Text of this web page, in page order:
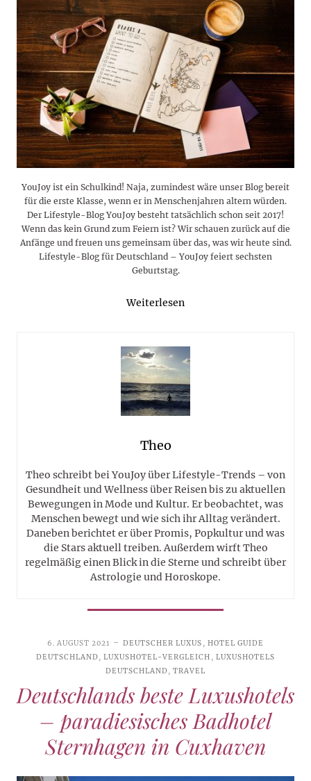
YouJoy ist ein Schulkind! Naja, zumindest wäre unser Blog bereit
für die erste Klasse, wenn er in Menschenjahren altern würden.
Der Lifestyle-Blog YouJoy besteht tatsächlich schon seit 2017!
Wenn das kein Grund zum Feiern ist? Wir schauen zurück auf die
Anfänge und freuen uns gemeinsam über das, was wir heute sind.
Lifestyle-Blog für Deutschland – YouJoy feiert sechsten
Geburtstag.
Weiterlesen
Theo
Theo schreibt bei YouJoy über Lifestyle-Trends – von
Gesundheit und Wellness über Reisen bis zu aktuellen
Bewegungen in Mode und Kultur. Er beobachtet, was
Menschen bewegt und wie sich ihr Alltag verändert.
Daneben berichtet er über Promis, Popkultur und was
die Stars aktuell treiben. Außerdem wirft Theo
regelmäßig einen Blick in die Sterne und schreibt über
Astrologie und Horoskope.
6. AUGUST 2021 DEUTSCHER LUXUS
HOTEL GUIDE
DEUTSCHLAND
,LUXUSHOTEL-VERGLEICH
LUXUSHOTELS
DEUTSCHLAND
TRAVEL
Deutschlands beste Luxushotels
– paradiesisches Badhotel
Sternhagen in Cuxhaven